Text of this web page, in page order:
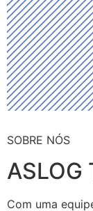
SOBRE NÓS
ASLOG
Com uma